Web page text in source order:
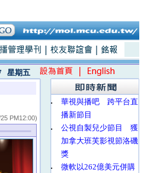
星期五
PM12:00)
‧
華視與播吧 跨平台直
播新節目
‧
公視自製兒少節目 獲
加拿大班芙影視節洛磯
獎
‧
微軟以262億美元併購